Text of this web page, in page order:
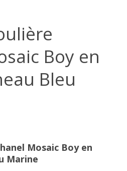
Boy en
Bleu
Mosaic Boy en
Marine